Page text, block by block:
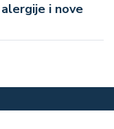
i nove